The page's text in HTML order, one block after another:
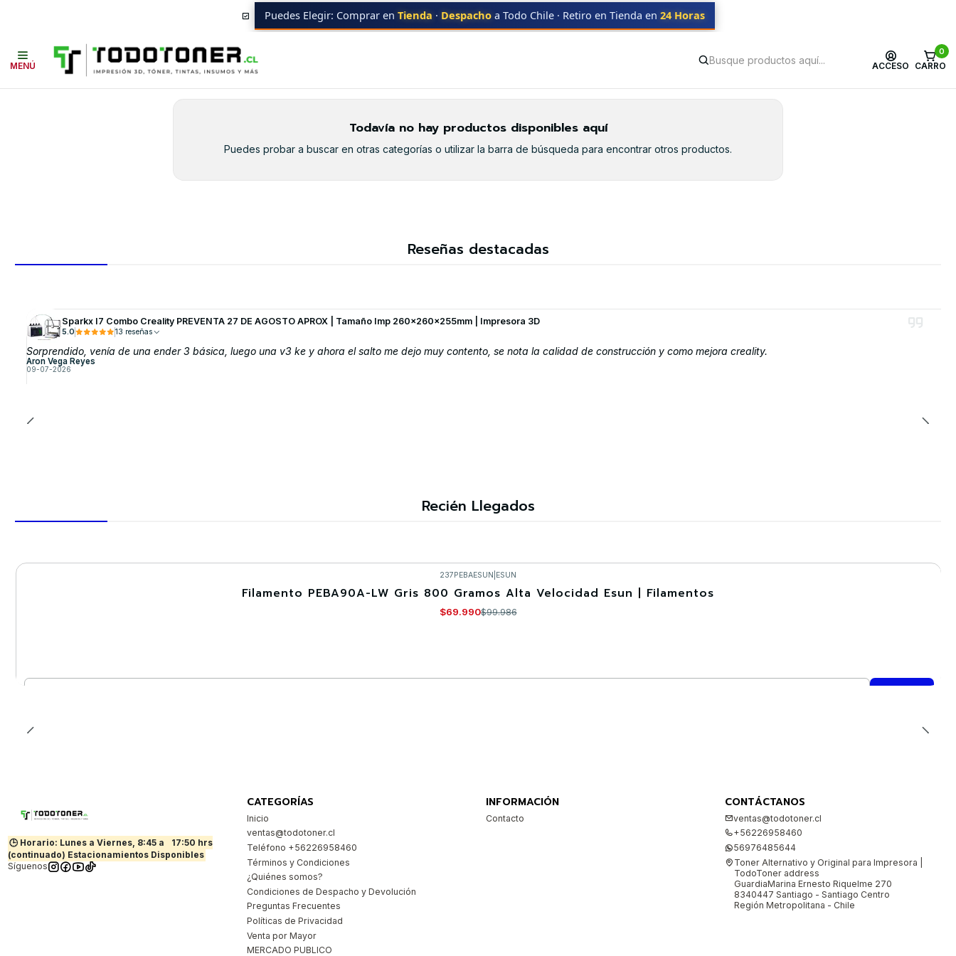
MENÚ ACCESO
0
CARRO
Puedes Elegir: Comprar en Tienda · Despacho a Todo Chile · Retiro en Tienda en 24 Horas
Equipos BROTHER MFC-7450
MFC-7450
Todavía no hay productos disponibles aquí
Puedes probar a buscar en otras categorías o utilizar la barra de búsqueda para encontrar otros productos.
Reseñas destacadas
Sparkx I7 Combo Creality PREVENTA 27 DE AGOSTO APROX | Tamaño Imp 260x260x255mm | Impresora 3D
5.0 13 reseñas
Sorprendido, venía de una ender 3 básica, luego una v3 ke y ahora el salto me dejo muy contento, se nota la calidad de construcción y como mejora creality.
Aron Vega Reyes
09-07-2026
Recién Llegados
237PEBAESUN ESUN
Filamento PEBA90A-LW Gris 800 Gramos Alta Velocidad Esun | Filamentos
$69.990$99.986
🕒 Horario: Lunes a Viernes, 8:45 a
17:50 hrs
(continuado) Estacionamientos Disponibles
Síguenos
CATEGORÍAS
Inicio
ventas@todotoner.cl
Teléfono +56226958460
Términos y Condiciones
¿Quiénes somos?
Condiciones de Despacho y Devolución
Preguntas Frecuentes
Políticas de Privacidad
Venta por Mayor
MERCADO PUBLICO
INFORMACIÓN
Contacto
CONTÁCTANOS
ventas@todotoner.cl
+56226958460
56976485644
Toner Alternativo y Original para Impresora |
TodoToner address
GuardiaMarina Ernesto Riquelme 270
8340447 Santiago - Santiago Centro
Región Metropolitana - Chile